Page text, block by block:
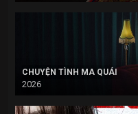
CHUYỆN TÌNH MA QUÁI
2026